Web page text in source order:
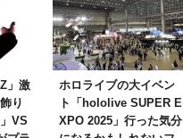
」激
り
VS
ホロライブの大イベン
ト「hololive SUPER E
XPO 2025」行った気分